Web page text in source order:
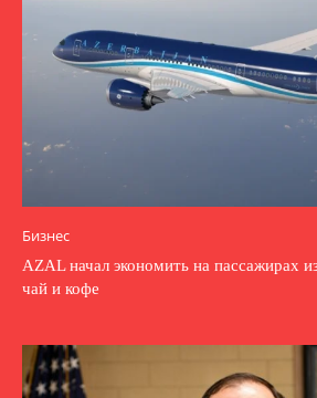
Бизнес
AZAL начал экономить на пассажирах
чай и кофе